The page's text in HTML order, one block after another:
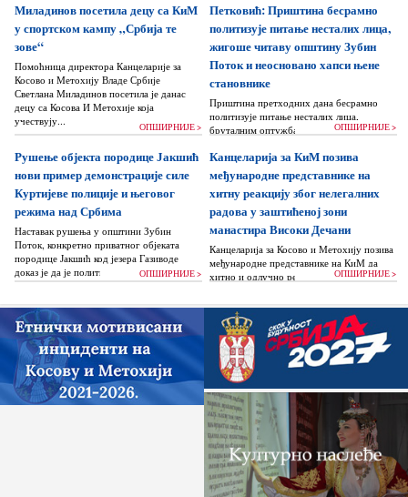
Миладинов посетила децу са КиМ
у спортском кампу „Србија те
зове“
Помоћница директора Канцеларије за
Косово и Метохију Владе Србије
Светлана Миладинов посетила је данас
децу са Косова И Метохије која
учествују...
ОПШИРНИЈЕ >
Петковић: Приштина бесрамно
политизује питање несталих лица,
жигоше читаву општину Зубин
Поток и неосновано хапси њене
становнике
Приштина претходних дана бесрамно
политизује питање несталих лица,
бруталним оптужбама на рачун Београда
жигоше...
ОПШИРНИЈЕ >
Рушење објекта породице Јакшић
нови пример демонстрације силе
Куртијеве полиције и његовог
режима над Србима
Наставак рушења у општини Зубин
Поток, конкретно приватног објеката
породице Јакшић код језера Газиводе
доказ је да је политика Аљбина Куртија...
ОПШИРНИЈЕ >
Канцеларија за КиМ позива
међународне представнике на
хитну реакцију због нелегалних
радова у заштићеној зони
манастира Високи Дечани
Канцеларија за Косово и Метохију позива
међународне представнике на КиМ да
хитно и одлучно реагују и да без
нелегалних грађевинских...
ОПШИРНИЈЕ >